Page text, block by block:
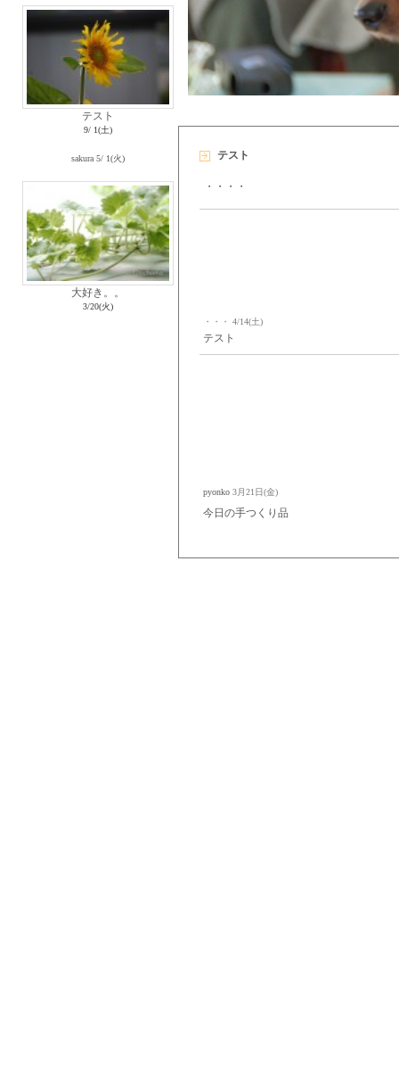
テスト
9/ 1(土)
sakura 5/ 1(火)
大好き。。
3/20(火)
テスト
・・・・
・・・ 4/14(土)
テスト
pyonko 3月21日(金)
今日の手つくり品